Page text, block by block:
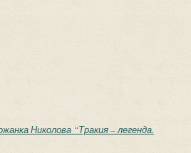
Николова “Тракия – легенда.